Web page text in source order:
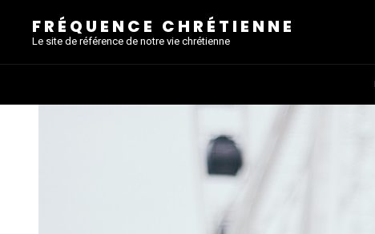
FRÉQUENCE CHRÉTIENNE
Le site de référence de notre vie chrétienne